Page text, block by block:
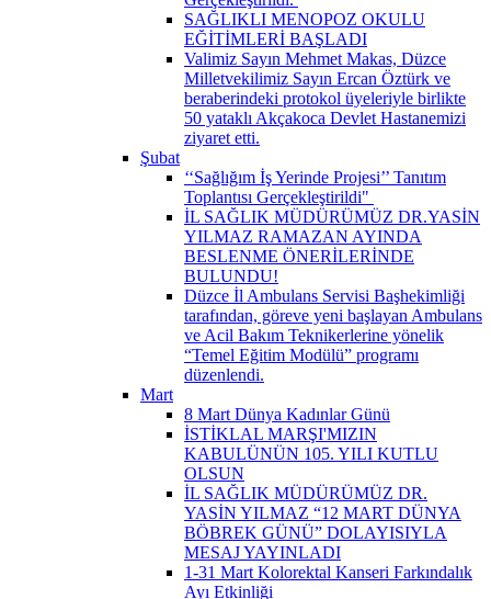
SAĞLIKLI MENOPOZ OKULU
EĞİTİMLERİ BAŞLADI
Valimiz Sayın Mehmet Makas, Düzce
Milletvekilimiz Sayın Ercan Öztürk ve
beraberindeki protokol üyeleriyle birlikte
50 yataklı Akçakoca Devlet Hastanemizi
ziyaret etti.
Şubat
‘‘Sağlığım İş Yerinde Projesi’’ Tanıtım
Toplantısı Gerçekleştirildi" ​
İL SAĞLIK MÜDÜRÜMÜZ DR.YASİN
YILMAZ RAMAZAN AYINDA
BESLENME ÖNERİLERİNDE
BULUNDU!
Düzce İl Ambulans Servisi Başhekimliği
tarafından, göreve yeni başlayan Ambulans
ve Acil Bakım Teknikerlerine yönelik
“Temel Eğitim Modülü” programı
düzenlendi.
Mart
8 Mart Dünya Kadınlar Günü
İSTİKLAL MARŞI'MIZIN
KABULÜNÜN 105. YILI KUTLU
OLSUN
İL SAĞLIK MÜDÜRÜMÜZ DR.
YASİN YILMAZ “12 MART DÜNYA
BÖBREK GÜNÜ” DOLAYISIYLA
MESAJ YAYINLADI
1-31 Mart Kolorektal Kanseri Farkındalık
Ayı Etkinliği